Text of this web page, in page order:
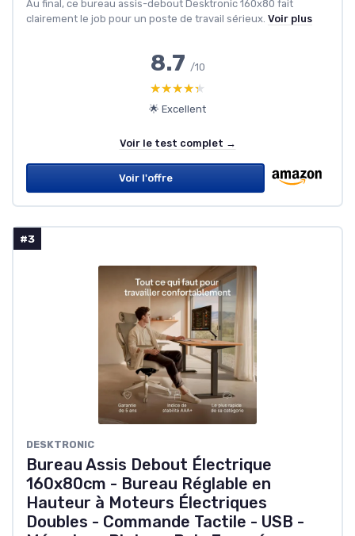
Au final, ce bureau assis-debout Desktronic 160x80 fait
clairement le job pour un poste de travail sérieux. Voir plus
8.7 /10
★★★★★
★★★★★
🌟 Excellent
Voir le test complet →
Voir l'offre
#3
DESKTRONIC
Bureau Assis Debout Électrique
160x80cm - Bureau Réglable en
Hauteur à Moteurs Électriques
Doubles - Commande Tactile - USB -